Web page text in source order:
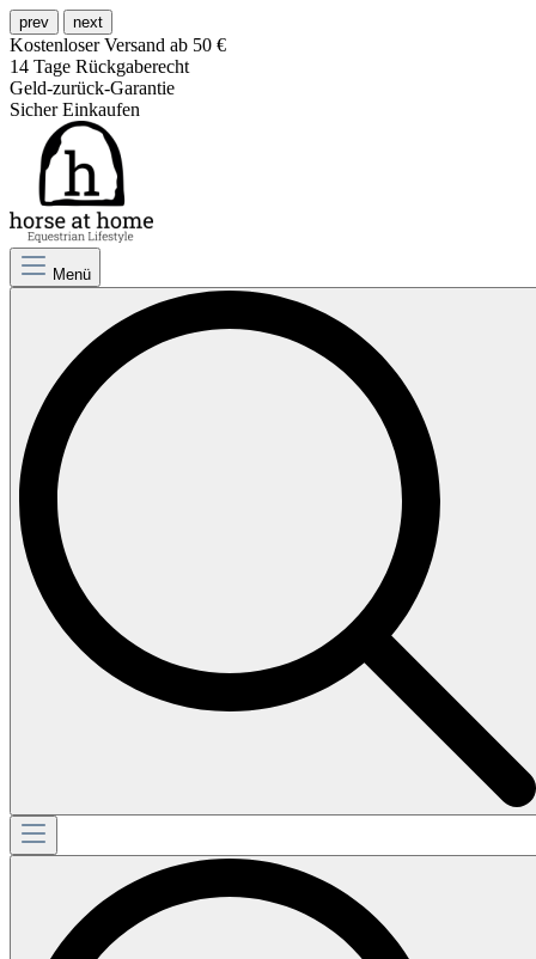
prev next
Kostenloser Versand ab 50 €
14 Tage Rückgaberecht
Geld-zurück-Garantie
Sicher Einkaufen
Menü